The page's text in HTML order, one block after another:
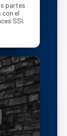
partes
el
SSI.